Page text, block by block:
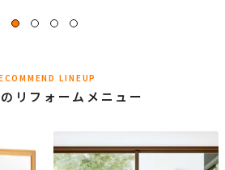
LINEUP
リフォームメニュー